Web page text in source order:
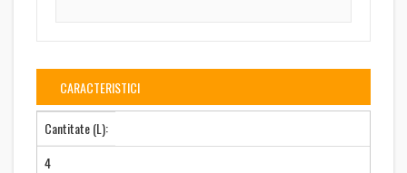
CARACTERISTICI
Cantitate (L):
4